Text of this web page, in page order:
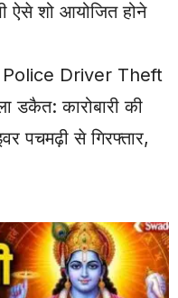
ऐसे शो आयोजित होने
Driver Theft
डकैत: कारोबारी की
पचमढ़ी से गिरफ्तार,